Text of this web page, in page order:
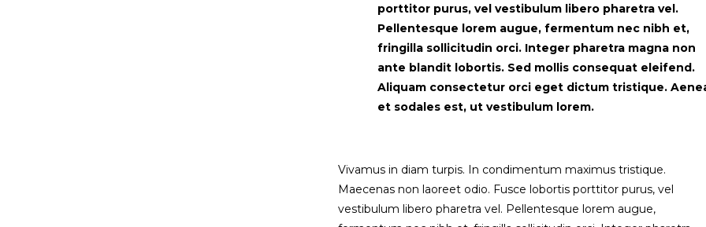
porttitor purus, vel vestibulum libero pharetra vel.
Pellentesque lorem augue, fermentum nec nibh et,
fringilla sollicitudin orci. Integer pharetra magna non
ante blandit lobortis. Sed mollis consequat eleifend.
Aliquam consectetur orci eget dictum tristique.
et sodales est, ut vestibulum lorem.
Vivamus in diam turpis. In condimentum maximus tristique.
Maecenas non laoreet odio. Fusce lobortis porttitor purus, vel
vestibulum libero pharetra vel. Pellentesque lorem augue,